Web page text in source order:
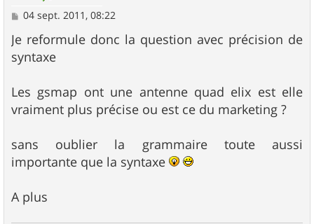
M
s
s
a
04 sept. 2011, 08:22
Je reformule donc la question avec précision de
syntaxe
Les gsmap ont une antenne quad elix est elle
vraiment plus précise ou est ce du marketing ?
sans oublier la grammaire toute aussi
importante que la syntaxe
A plus